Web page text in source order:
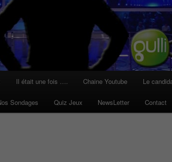
Il était une fois …. Chaine Youtube Le
Sondages Quiz Jeux NewsLetter Contact